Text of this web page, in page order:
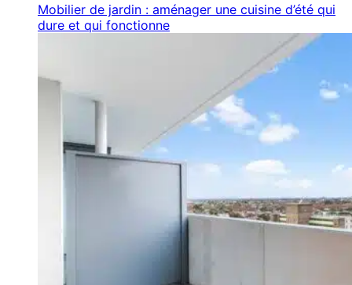
Mobilier de jardin : aménager une cuisine d’été qui
dure et qui fonctionne